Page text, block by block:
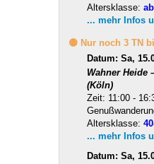
Altersklasse:
... mehr Infos
🟡 Nur noch 3 TN
Datum: Sa,
Wahner Heide
(Köln)
Zeit: 11:00 -
Altersklasse:
... mehr Infos
Datum: Sa,